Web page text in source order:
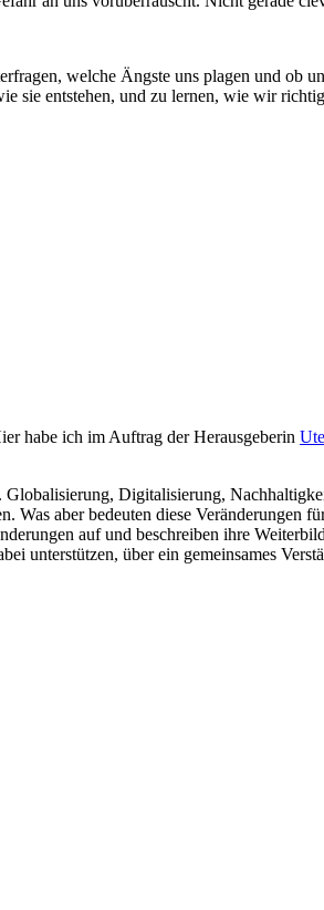
welche Ängste uns plagen und ob
sie entstehen, und zu lernen, wie wir
habe ich im Auftrag der Herausgeberin
Digitalisierung,
Was aber bedeuten diese
auf und beschreiben ihre
unterstützen, über ein gemeinsames